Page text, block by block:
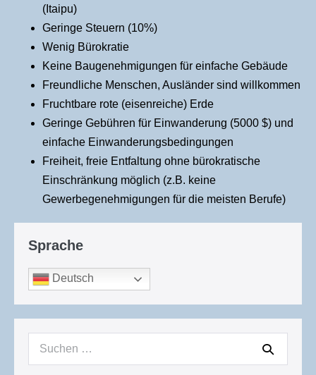
(Itaipu)
Geringe Steuern (10%)
Wenig Bürokratie
Keine Baugenehmigungen für einfache Gebäude
Freundliche Menschen, Ausländer sind willkommen
Fruchtbare rote (eisenreiche) Erde
Geringe Gebühren für Einwanderung (5000 $) und
einfache Einwanderungsbedingungen
Freiheit, freie Entfaltung ohne bürokratische
Einschränkung möglich (z.B. keine
Gewerbegenehmigungen für die meisten Berufe)
Sprache
Deutsch
Suchen